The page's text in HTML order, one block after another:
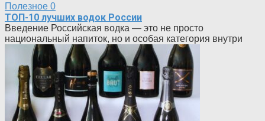
Полезное 0
ТОП-10 лучших водок России
Введение Российская водка — это не просто
национальный напиток, но и особая категория внутри